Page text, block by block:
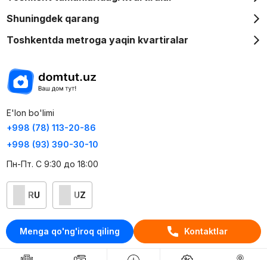
Menga qo'ng'iroq qiling Kontaktlar
Shuningdek qarang
Toshkentda metroga yaqin kvartiralar
E'lon bo'limi
+998 (78) 113-20-86
+998 (93) 390-30-10
Пн-Пт. С 9:30 до 18:00
RU UZ
Kontaktlar